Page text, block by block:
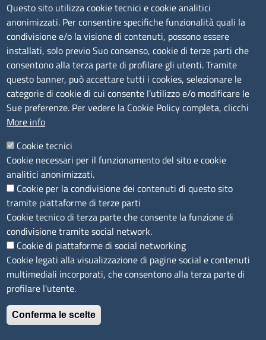
TRASPARENZA
Albo Online
Amministrazione trasparente
Bandi e concorsi
Segnalazioni Whistleblowing
Accessibilità
IBAN e pagamenti informatici
Informative privacy e cookie
Verifiche PA
Attuazione misure PNRR
Modulistica
SEGUICI SU
Questo sito utilizza cookie tecnici e cookie analitici
anonimizzati. Per consentire specifiche funzionalità quali la
condivisione e/o la visione di contenuti, possono essere
installati, solo previo Suo consenso, cookie di terze parti che
consentono alla terza parte di profilare gli utenti. Tramite
questo banner, può accettare tutti i cookies, selezionare le
categorie di cookie di cui consente l’utilizzo e/o modificare le
Sue preferenze. Per vedere la Cookie Policy completa, clicchi
More info
Cookie tecnici
Cookie necessari per il funzionamento del sito e cookie
analitici anonimizzati.
Cookie per la condivisione dei contenuti di questo sito
tramite piattaforme di terze parti
Cookie tecnico di terza parte che consente la funzione di
condivisione tramite social network.
Cookie di piattaforme di social networking
Cookie legati alla visualizzazione di pagine social e contenuti
multimediali incorporati, che consentono alla terza parte di
profilare l'utente.
Conferma le scelte